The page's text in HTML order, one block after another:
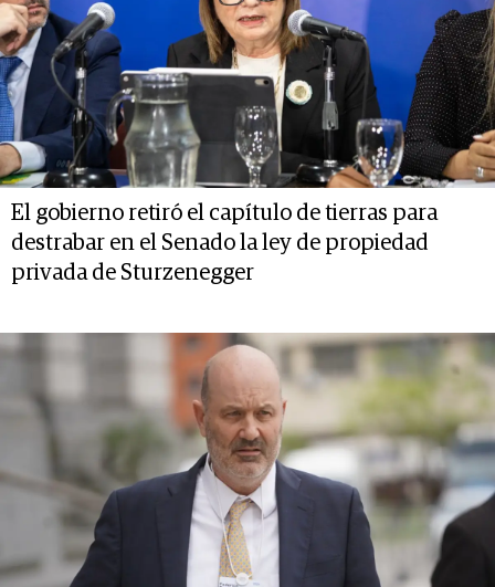
El gobierno retiró el capítulo de tierras para
destrabar en el Senado la ley de propiedad
privada de Sturzenegger